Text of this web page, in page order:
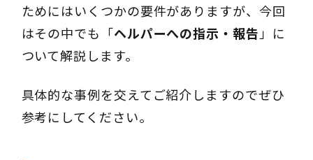
ためにはいくつかの要件がありますが、今回
はその中でも「ヘルパーへの指示・報告 」に
ついて解説します。
具体的な事例を交えてご紹介しますのでぜひ
参考にしてください。